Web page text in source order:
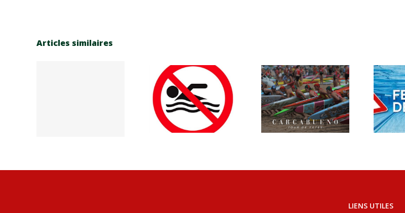
Articles similaires
Planning
estival
2023
Séance
piscine
annulée
LIENS UTILES